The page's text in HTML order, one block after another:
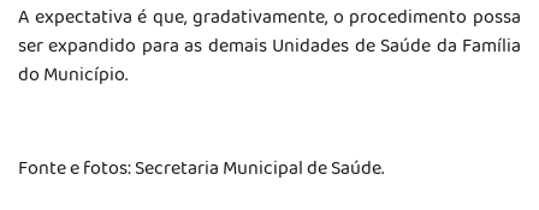
A expectativa é que, gradativamente, o procedimento possa
ser expandido para as demais Unidades de Saúde da Família
do Município.
Fonte e fotos: Secretaria Municipal de Saúde.